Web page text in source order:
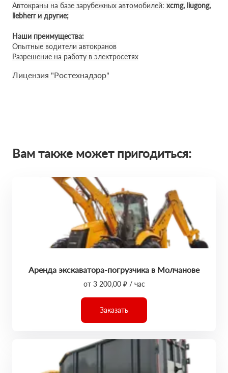
Автокраны на базе зарубежных автомобилей: xcmg, liugong,
liebherr и другие;
Наши преимущества:
Опытные водители автокранов
Разрешение на работу в электросетях
Лицензия "Ростехнадзор"
Вам также может пригодиться:
Аренда экскаватора-погрузчика в Молчанове
от 3 200,00 ₽ / час
Заказать